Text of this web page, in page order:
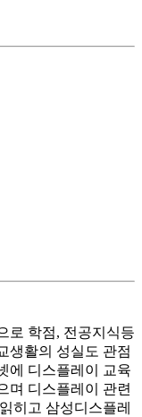
로 학점, 전공지식등
생활의 성실도 관점
에 디스플레이 교육
며 디스플레이 관련
히고 삼성디스플레